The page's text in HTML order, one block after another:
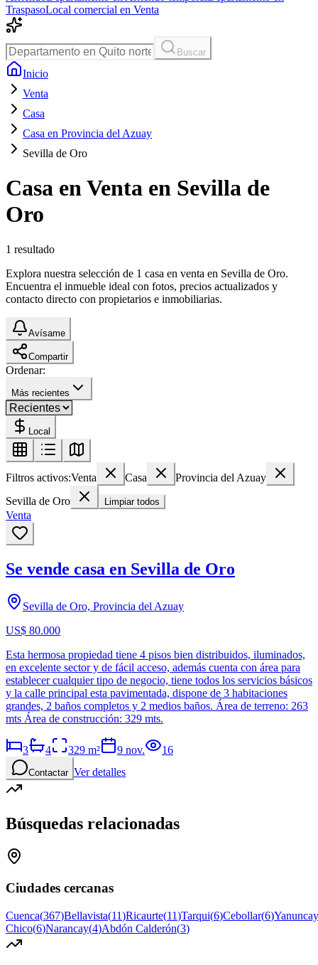
TraspasoLocal comercial en Venta
Buscar
Inicio
Venta
Casa
Casa en Provincia del Azuay
Sevilla de Oro
Casa en Venta en Sevilla de
Oro
1 resultado
Explora nuestra selección de 1 casa en venta en Sevilla de Oro.
Encuentra el inmueble ideal con fotos, precios actualizados y
contacto directo con propietarios e inmobiliarias.
Avísame
Compartir
Ordenar:
Más recientes
Local
Filtros activos:Venta Casa
Provincia del Azuay
Sevilla de Oro
Limpiar todos
Venta
Se vende casa en Sevilla de Oro
Sevilla de Oro, Provincia del Azuay
US$ 80.000
Esta hermosa propiedad tiene 4 pisos bien distribuidos, iluminados,
en excelente sector y de fácil acceso, además cuenta con área para
establecer cualquier tipo de negocio, tiene todos los servicios básicos
y la calle principal esta pavimentada, dispone de 3 habitaciones
grandes, 2 baños completos y 2 medios baños. Área de terreno: 263
mts Área de construcción: 329 mts.
3 4 329 m² 9 nov. 16
Contactar Ver detalles
Búsquedas relacionadas
Ciudades cercanas
Cuenca(367)Bellavista(11)Ricaurte(11)Tarqui(6)Cebollar(6)Yanuncay
Chico(6)Narancay(4)Abdón Calderón(3)